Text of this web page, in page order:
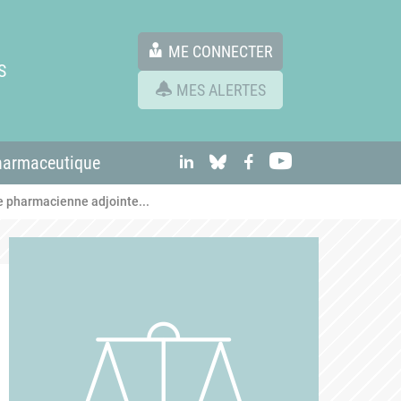
ME CONNECTER
MES ALERTES
linkedInBlueskyFacebook
pharmacienne adjointe...